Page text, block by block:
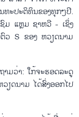
ທະ​ປະ​ຕິ​ທິນ​ຂອງ​ທຸກໆ​ປີ.
ມ ແຫຼມ ຊາ​ຫວີ - ເຊິ່ງ​
ຕົວ S ຂອງ ຫວຽດ​ນາມ
າມ​ວ່າ: ໃກ້​ຈະ​ຮອດ​ລະ​ດູ​
ດ​ນາມ ໄດ້​ສົ່ງ​ອອກ​ໄປ​